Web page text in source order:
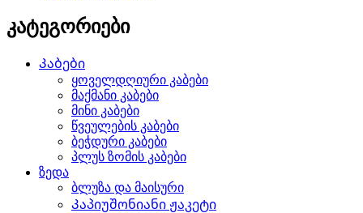
კატეგორიები
Კაბები
ყოველდღიური კაბები
მაქმანი კაბები
მინი კაბები
წვეულების კაბები
ბეჭდური კაბები
პლუს ზომის კაბები
ზედა
ბლუზა და მაისური
Კაპიუშონიანი ჟაკეტი